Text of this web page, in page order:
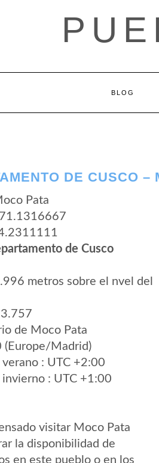
BLOG
DE CUSCO –
Pata
de Cusco
metros sobre el nvel del
3.757
de Moco Pata
(Europe/Madrid)
: UTC +2:00
invierno : UTC +1:00
visitar Moco Pata
la disponibilidad de
en este pueblo o en los